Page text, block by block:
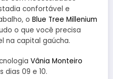
confortável e
o Blue Tree Millenium
o que você precisa
na capital gaúcha.
Vânia Monteiro
09 e 10.